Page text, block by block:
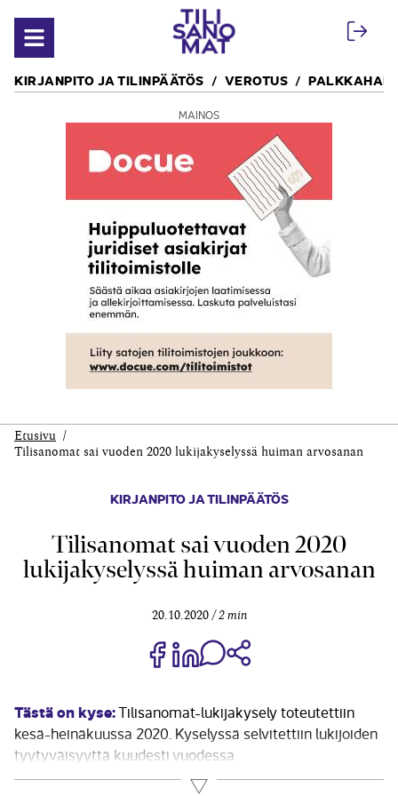
Avaa valikko
KIRJANPITO JA TILINPÄÄTÖS VEROTUS
MAINOS
Etusivu
Tilisanomat sai vuoden 2020 lukijakyselyssä huiman arvosanan
KIRJANPITO JA TILINPÄÄTÖS
Tilisanomat sai vuoden 2020
lukijakyselyssä huiman arvosanan
20.10.2020 2 min
Jaa Share on Facebook
Jaa Share on LinkedIn
Jaa WhatsApp-viestinä
Tästä on kyse:Tilisanomat-lukijakysely toteutettiin
kesä-heinäkuussa 2020. Kyselyssä selvitettiin lukijoiden
tyytyväisyyttä kuudesti vuodessa
ilmestyvän printti- ja verkkolehden osalta. Kysely
Lue lisää